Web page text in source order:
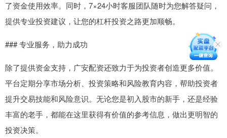
了资金使用效率。同时，7×24小时客服团队随时为您解答疑问，
提供专业投资建议，让您的杠杆投资之路更加顺畅。
### 专业服务，助力成功
除了提供资金支持，广安配资还致力于为投资者创造更多价值。
平台定期分享市场分析、投资策略和风险教育内容，帮助投资者
提升交易技能和风险意识。无论您是初入股市的新手，还是经验
丰富的老手，都能在这里获得有价值的参考信息，做出更明智的
投资决策。